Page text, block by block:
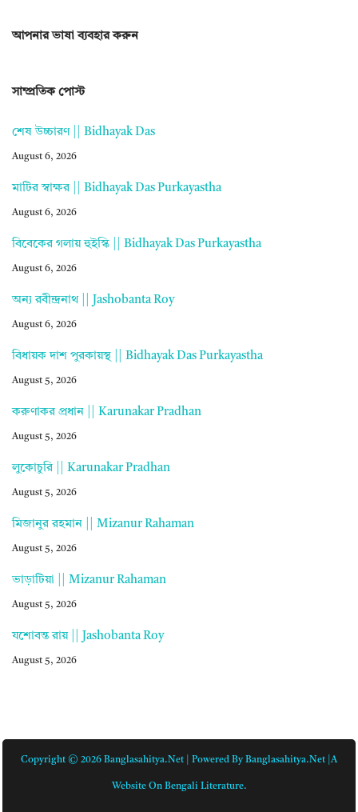
আপনার ভাষা ব্যবহার করুন
সাম্প্রতিক পোস্ট
শেষ উচ্চারণ || Bidhayak Das
August 6, 2026
মাটির স্বাক্ষর || Bidhayak Das Purkayastha
August 6, 2026
বিবেকের গলায় হুইস্কি || Bidhayak Das Purkayastha
August 6, 2026
অন্য রবীন্দ্রনাথ || Jashobanta Roy
August 6, 2026
বিধায়ক দাশ পুরকায়স্থ || Bidhayak Das Purkayastha
August 5, 2026
করুণাকর প্রধান || Karunakar Pradhan
August 5, 2026
লুকোচুরি || Karunakar Pradhan
August 5, 2026
মিজানুর রহমান || Mizanur Rahaman
August 5, 2026
ভাড়াটিয়া || Mizanur Rahaman
August 5, 2026
যশোবন্ত রায় || Jashobanta Roy
August 5, 2026
Copyright © 2026 Banglasahitya.net | Powered By Banglasahitya.net |A
Website On Bengali Literature.